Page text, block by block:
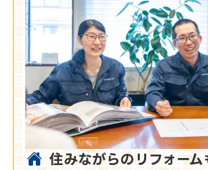
住みながらのリフォーム